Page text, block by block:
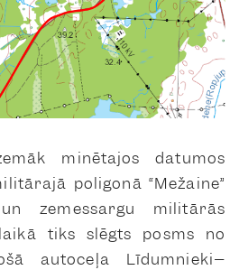
minētajos datumos
poligonā “Mežaine”
zemessargu militārās
tiks slēgts posms no
autoceļa Līdumnieki–